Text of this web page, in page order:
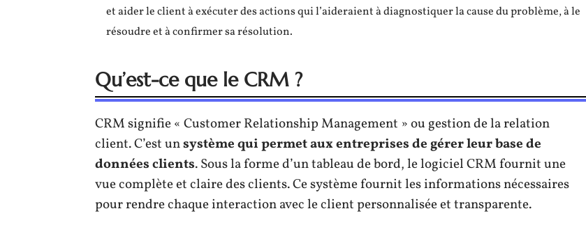
et aider le client à exécuter des actions qui l’aideraient à diagnostiquer la cause du problème, à le
résoudre et à confirmer sa résolution.
Qu’est-ce que le CRM ?
CRM signifie « Customer Relationship Management » ou gestion de la relation
client. C’est unsystème qui permet aux entreprises de gérer leur base de
données clients. Sous la forme d’un tableau de bord, le logiciel CRM fournit une
vue complète et claire des clients. Ce système fournit les informations nécessaires
pour rendre chaque interaction avec le client personnalisée et transparente.